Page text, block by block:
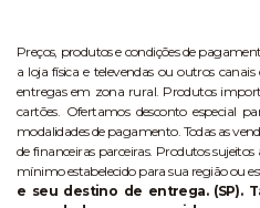
Preços, produtos e condições de
a loja física e televendas ou outros
entregas em zona rural. Produtos
cartões. Ofertamos desconto especial
modalidades de pagamento. Todas as
de financeiras parceiras. Produtos
mínimo estabelecido para sua região ou
e seu destino de entrega. (SP).